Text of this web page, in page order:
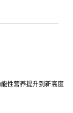
性营养提升到新高度